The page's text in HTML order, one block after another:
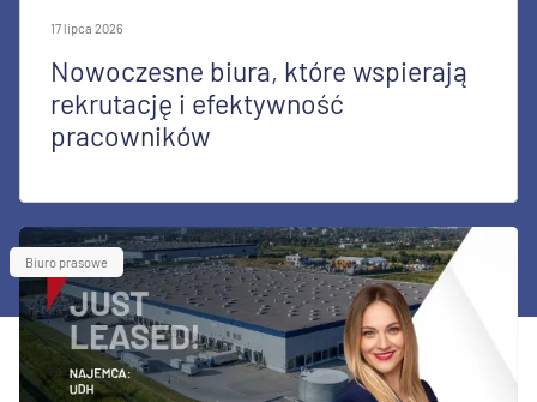
17 lipca 2026
Nowoczesne biura, które wspierają
rekrutację i efektywność
pracowników
Biuro prasowe